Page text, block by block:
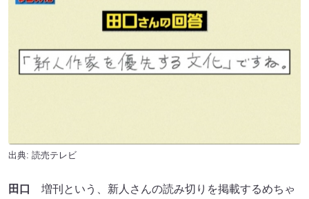
出典: 読売テレビ
田口
増刊という、新人さんの読み切りを掲載するめちゃ